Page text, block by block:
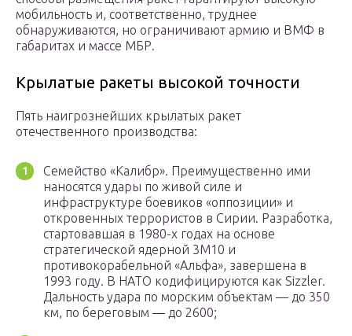
мобильность и, соответственно, труднее
обнаруживаются, но ограничивают армию и ВМФ в
габаритах и массе МБР.
Крылатые ракеты высокой точности
Пять наигрознейших крылатых ракет
отечественного производства:
Семейство «Калибр». Преимущественно ими
наносятся удары по живой силе и
инфраструктуре боевиков «оппозиции» и
откровенных террористов в Сирии. Разработка,
стартовавшая в 1980-х годах на основе
стратегической ядерной 3М10 и
противокорабельной «Альфа», завершена в
1993 году. В НАТО кодифицируются как Sizzler.
Дальность удара по морским объектам — до 350
км, по береговым — до 2600;